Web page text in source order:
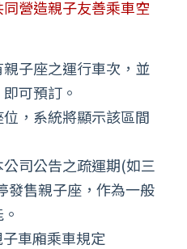
營造親子友善乘車空
子座之運行車次，並
可預訂。
，系統將顯示該區間
司公告之疏運期(如三
發售親子座，作為一般
車廂乘車規定